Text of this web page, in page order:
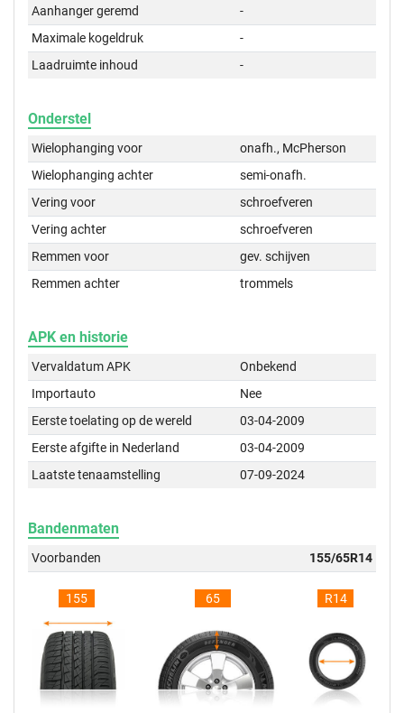
Aanhanger geremd
-
Maximale kogeldruk
-
Laadruimte inhoud
-
Onderstel
Wielophanging voor
onafh., McPherson
Wielophanging achter
semi-onafh.
Vering voor
schroefveren
Vering achter
schroefveren
Remmen voor
gev. schijven
Remmen achter
trommels
APK en historie
Vervaldatum APK
Onbekend
Importauto
Nee
Eerste toelating op de wereld
03-04-2009
Eerste afgifte in Nederland
03-04-2009
Laatste tenaamstelling
07-09-2024
Bandenmaten
Voorbanden 155/65R14
155 65 R14